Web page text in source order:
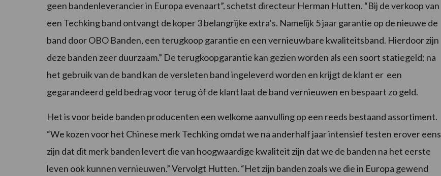
geen bandenleverancier in Europa evenaart”, schetst directeur Herman Hutten. “Bij de verkoop van
een Techking band ontvangt de koper 3 belangrijke extra’s. Namelijk 5 jaar garantie op de nieuwe de
band door OBO Banden, een terugkoop garantie en een vernieuwbare kwaliteitsband. Hierdoor zijn
deze banden zeer duurzaam.” De terugkoopgarantie kan gezien worden als een soort statiegeld; na
het gebruik van de band kan de versleten band ingeleverd worden en krijgt de klant er een
gegarandeerd geld bedrag voor terug óf de klant laat de band vernieuwen en bespaart zo geld.
Het is voor beide banden producenten een welkome aanvulling op een reeds bestaand assortiment.
“We kozen voor het Chinese merk Techking omdat we na anderhalf jaar intensief testen erover eens
zijn dat dit merk banden levert die van hoogwaardige kwaliteit zijn dat we de banden na het eerste
leven ook kunnen vernieuwen.” Vervolgt Hutten. “Het zijn banden zoals we die in Europa gewend